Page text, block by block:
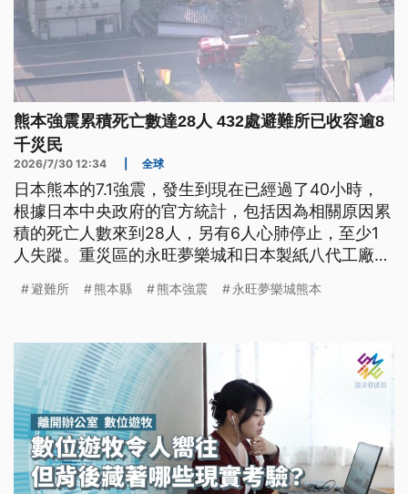
熊本強震累積死亡數達28人 432處避難所已收容逾8
千災民
2026/7/30 12:34 全球
日本熊本的7.1強震，發生到現在已經過了40小時，
根據日本中央政府的官方統計，包括因為相關原因累
積的死亡人數來到28人，另有6人心肺停止，至少1
人失蹤。重災區的永旺夢樂城和日本製紙八代工廠，
度達到最高7級的宇城市和冰川町也傳出有民眾死
攀升。
避難所 熊本縣 熊本強震 永旺夢樂城熊本